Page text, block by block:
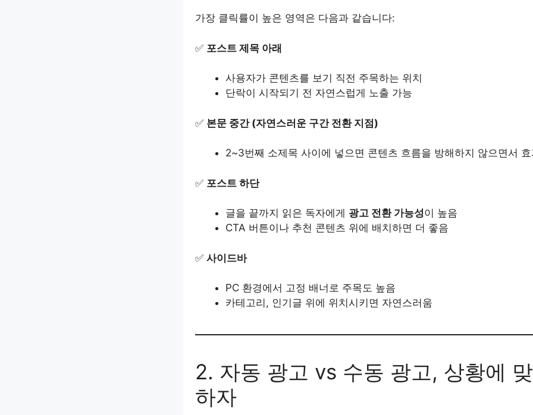
가장 클릭률이 높은 영역은 다음과 같습니다:
✅ 포스트 제목 아래
사용자가 콘텐츠를 보기 직전 주목하는 위치
단락이 시작되기 전 자연스럽게 노출 가능
✅ 본문 중간 (자연스러운 구간 전환 지점)
2~3번째 소제목 사이에 넣으면 콘텐츠 흐름을 방해하지 않으면서
✅ 포스트 하단
글을 끝까지 읽은 독자에게 광고 전환 가능성이 높음
CTA 버튼이나 추천 콘텐츠 위에 배치하면 더 좋음
✅ 사이드바
PC 환경에서 고정 배너로 주목도 높음
카테고리, 인기글 위에 위치시키면 자연스러움
2. 자동 광고 vs 수동 광고, 상황에
하자